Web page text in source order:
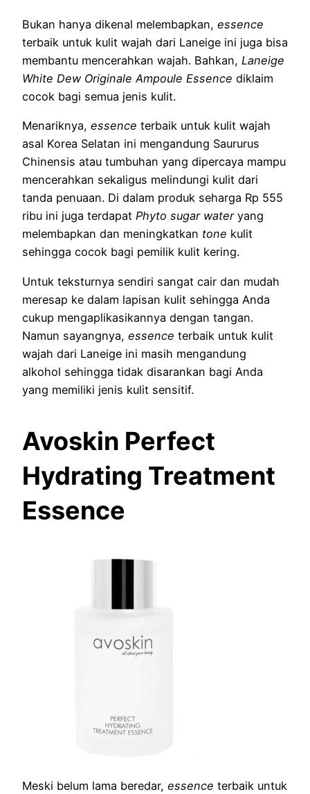
Bukan hanya dikenal melembapkan, essence
terbaik untuk kulit wajah dari Laneige ini juga bisa
membantu mencerahkan wajah. Bahkan, Laneige
White Dew Originale Ampoule Essence diklaim
cocok bagi semua jenis kulit.
Menariknya, essence terbaik untuk kulit wajah
asal Korea Selatan ini mengandung Saururus
Chinensis atau tumbuhan yang dipercaya mampu
mencerahkan sekaligus melindungi kulit dari
tanda penuaan. Di dalam produk seharga Rp 555
ribu ini juga terdapat Phyto sugar water yang
melembapkan dan meningkatkan tone kulit
sehingga cocok bagi pemilik kulit kering.
Untuk teksturnya sendiri sangat cair dan mudah
meresap ke dalam lapisan kulit sehingga Anda
cukup mengaplikasikannya dengan tangan.
Namun sayangnya, essence terbaik untuk kulit
wajah dari Laneige ini masih mengandung
alkohol sehingga tidak disarankan bagi Anda
yang memiliki jenis kulit sensitif.
Avoskin Perfect
Hydrating Treatment
Essence
Meski belum lama beredar, essence terbaik untuk